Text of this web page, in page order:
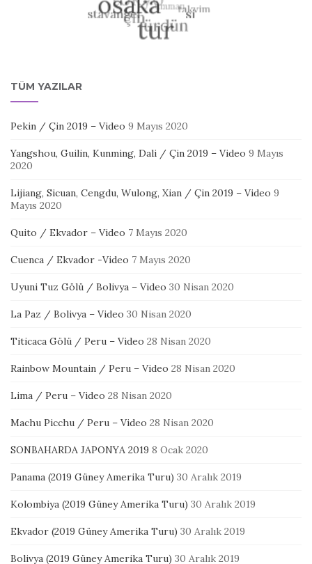
TÜM YAZILAR
Pekin / Çin 2019 – Video 9 Mayıs 2020
Yangshou, Guilin, Kunming, Dali / Çin 2019 – Video 9 Mayıs
2020
Lijiang, Sicuan, Cengdu, Wulong, Xian / Çin 2019 – Video 9
Mayıs 2020
Quito / Ekvador – Video 7 Mayıs 2020
Cuenca / Ekvador -Video 7 Mayıs 2020
Uyuni Tuz Gölü / Bolivya – Video 30 Nisan 2020
La Paz / Bolivya – Video 30 Nisan 2020
Titicaca Gölü / Peru – Video 28 Nisan 2020
Rainbow Mountain / Peru – Video 28 Nisan 2020
Lima / Peru – Video 28 Nisan 2020
Machu Picchu / Peru – Video 28 Nisan 2020
SONBAHARDA JAPONYA 2019 8 Ocak 2020
Panama (2019 Güney Amerika Turu) 30 Aralık 2019
Kolombiya (2019 Güney Amerika Turu) 30 Aralık 2019
Ekvador (2019 Güney Amerika Turu) 30 Aralık 2019
Bolivya (2019 Güney Amerika Turu) 30 Aralık 2019